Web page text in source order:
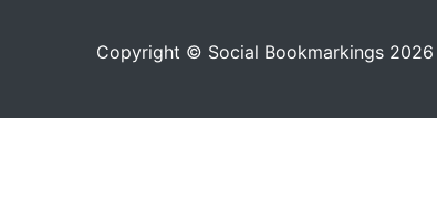
Copyright © Social Bookmarkings 2026